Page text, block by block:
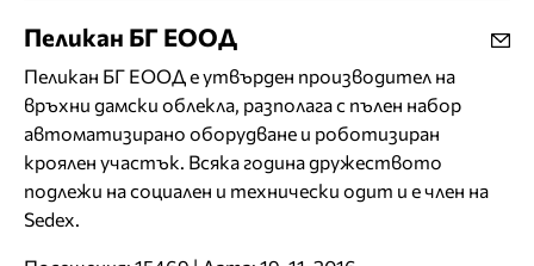
Пеликан БГ ЕООД
Пеликан БГ ЕООД е утвърден производител на
връхни дамски облекла, разполага с пълен набор
автоматизирано оборудване и роботизиран
кроялен участък. Всяка година дружеството
подлежи на социален и технически одит и е член на
Sedex.